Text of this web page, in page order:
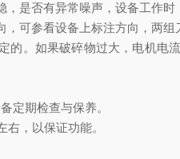
是否有异常噪声，设备工作
可参看设备上标注方向，两组
的。如果破碎物过大，电机
定期检查与保养。
，以保证功能。